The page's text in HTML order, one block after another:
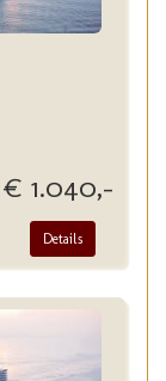
€ 1.040,-
Details